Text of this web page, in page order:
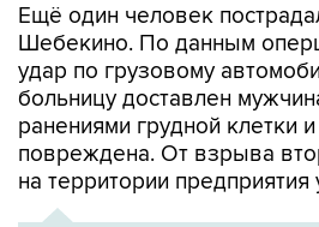
Ещё один человек
Шебекино. По данным
удар по грузовому
больницу доставлен
ранениями грудной клетки
повреждена. От взрыва
на территории